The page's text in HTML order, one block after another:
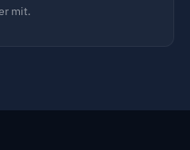
mit.